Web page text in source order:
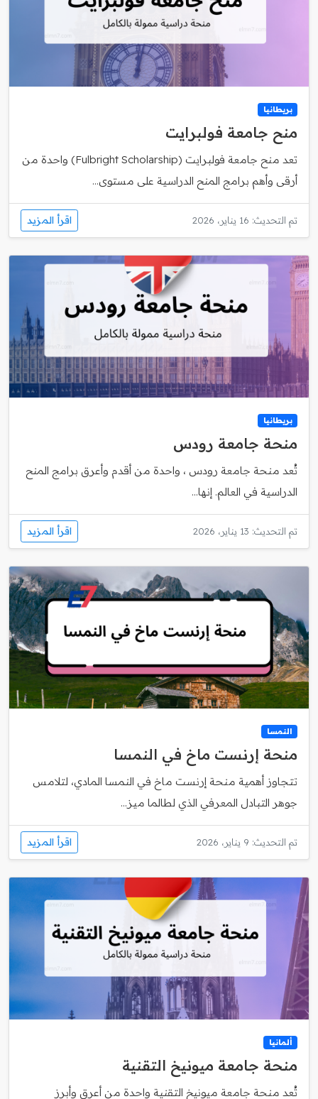
بريطانيا
منح جامعة فولبرايت
تعد منح جامعة فولبرايت (Fulbright Scholarship) واحدة من
أرقى وأهم برامج المنح الدراسية على مستوى...
تم التحديث: 16 يناير، 2026 اقرأ المزيد
بريطانيا
منحة جامعة رودس
تُعد منحة جامعة رودس ، واحدة من أقدم وأعرق برامج المنح
الدراسية في العالم. إنها...
تم التحديث: 13 يناير، 2026 اقرأ المزيد
النمسا
منحة إرنست ماخ في النمسا
تتجاوز أهمية منحة إرنست ماخ في النمسا المادي، لتلامس
جوهر التبادل المعرفي الذي لطالما ميز...
تم التحديث: 9 يناير، 2026 اقرأ المزيد
ألمانيا
منحة جامعة ميونيخ التقنية
تُعد منحة جامعة ميونيخ التقنية واحدة من أعرق وأبرز